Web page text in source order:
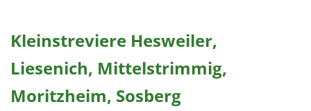
Kleinstreviere Hesweiler,
Liesenich, Mittelstrimmig,
Moritzheim, Sosberg